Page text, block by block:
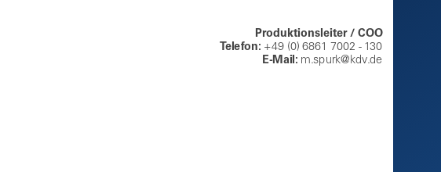
Produktionsleiter / COO
Telefon: +49 (0) 6861 7002 - 130
E-Mail: m.spurk@kdv.de